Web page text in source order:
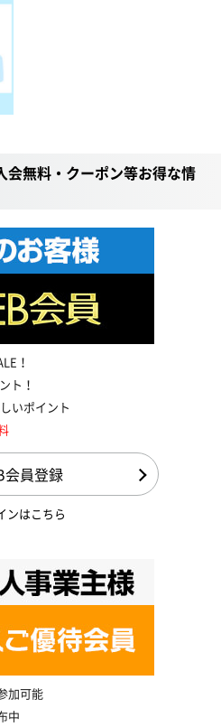
会無料・クーポン等お得な情
！
ト！
いポイント
会員登録
ンはこちら
加可能
中